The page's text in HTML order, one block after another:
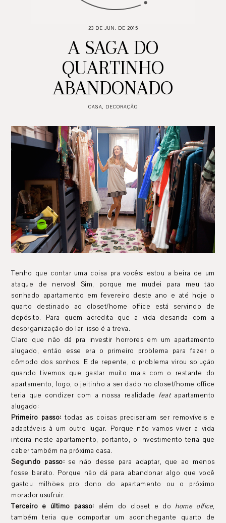
23 DE JUN. DE 2015
A SAGA DO
QUARTINHO
ABANDONADO
CASA, DECORAÇÃO
Tenho que contar uma coisa pra vocês: estou a beira de um
ataque de nervos! Sim, porque me mudei para meu tão
sonhado apartamento em fevereiro deste ano e até hoje o
quarto destinado ao closet/home office está servindo de
depósito. Para quem acredita que a vida desanda com a
desorganização do lar, isso é a treva.
Claro que não dá pra investir horrores em um apartamento
alugado, então esse era o primeiro problema para fazer o
cômodo dos sonhos. E de repente, o problema virou solução
quando tivemos que gastar muito mais com o restante do
apartamento, logo, o jeitinho a ser dado no closet/home office
teria que condizer com a nossa realidade featapartamento
alugado:
Primeiro passo: todas as coisas precisariam ser removíveis e
adaptáveis à um outro lugar. Porque não vamos viver a vida
inteira neste apartamento, portanto, o investimento teria que
caber também na próxima casa.
Segundo passo: se não desse para adaptar, que ao menos
fosse barato. Porque não dá para abandonar algo que você
gastou milhões pro dono do apartamento ou o próximo
morador usufruir.
Terceiro e último passo: além do closet e do home office,
também teria que comportar um aconchegante quarto de